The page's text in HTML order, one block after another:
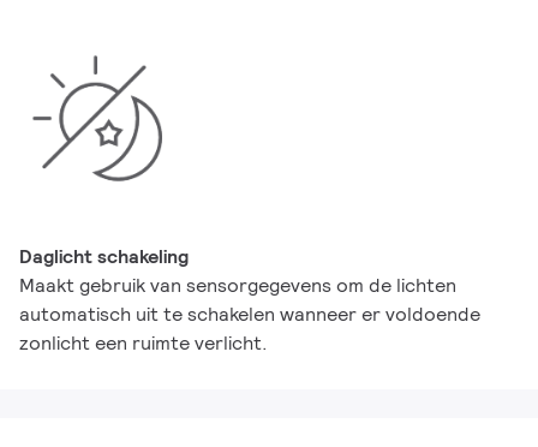
Daglicht schakeling
Maakt gebruik van sensorgegevens om de lichten
automatisch uit te schakelen wanneer er voldoende
zonlicht een ruimte verlicht.